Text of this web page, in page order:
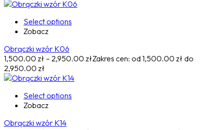
Select options
Zobacz
Obrączki wzór K06
1,500.00 zł – 2,950.00 złZakres cen: od 1,500.00 zł do
2,950.00 zł
Select options
Zobacz
Obrączki wzór K14